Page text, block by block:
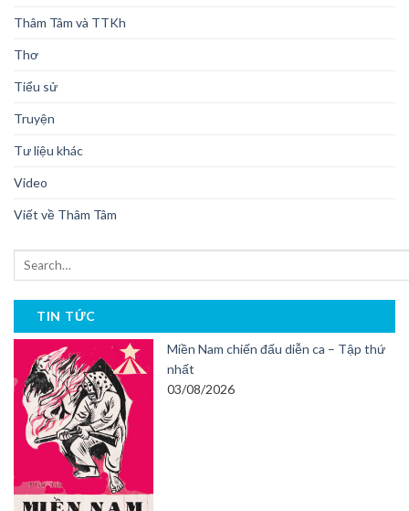
Thâm Tâm và TTKh
Thơ
Tiểu sử
Truyện
Tư liệu khác
Video
Viết về Thâm Tâm
TIN TỨC
Miền Nam chiến đấu diễn ca – Tập thứ
nhất
03/08/2026